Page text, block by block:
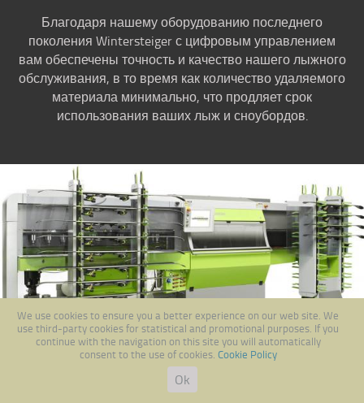
Благодаря нашему оборудованию последнего
поколения Wintersteiger с цифровым управлением
вам обеспечены точность и качество нашего лыжного
обслуживания, в то время как количество удаляемого
материала минимально, что продляет срок
использования ваших лыж и сноубордов.
We use cookies to ensure you a better experience on our web site. We
use third-party cookies for statistical and promotional purposes. If you
continue with the navigation on this site you will automatically
consent to the use of cookies. Cookie Policy
Ok